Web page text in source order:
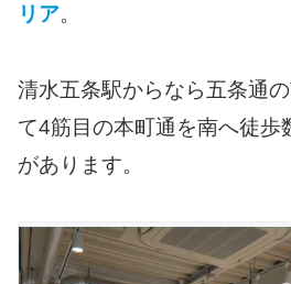
リア。
清水五条駅からなら五条通
て4筋目の本町通を南へ徒歩
があります。